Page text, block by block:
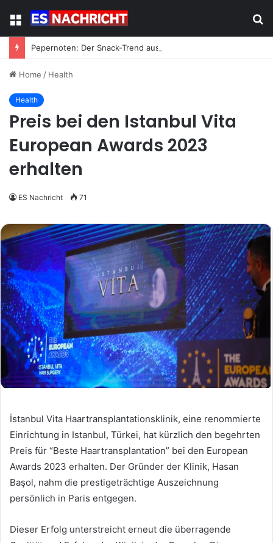
Menu
Home / Health
Health
Preis bei den Istanbul Vita
European Awards 2023
erhalten
ES Nachricht 71
İstanbul Vita Haartransplantationsklinik, eine renommierte
Einrichtung in Istanbul, Türkei, hat kürzlich den begehrten
Preis für “Beste Haartransplantation” bei den European
Awards 2023 erhalten. Der Gründer der Klinik, Hasan
Başol, nahm die prestigeträchtige Auszeichnung
persönlich in Paris entgegen.
Dieser Erfolg unterstreicht erneut die überragende